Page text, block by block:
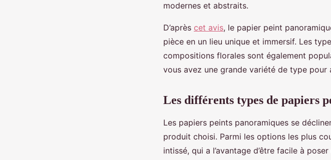
modernes et abstraits.
D’après cet avis, le papier peint
pièce en un lieu unique et immersif. Les
compositions florales sont également
vous avez une grande variété de type
Les différents types de papiers
Les papiers peints panoramiques se
produit choisi. Parmi les options les plus
intissé, qui a l’avantage d’être facile à